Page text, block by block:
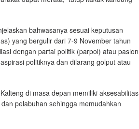
bahwasanya sesuai keputusan
yang bergulir dari 7-9 November tahun
dengan partai politik (parpol) atau paslon
politiknya dan dilarang golput atau
di masa depan memiliki aksesabilitas
pelabuhan sehingga memudahkan